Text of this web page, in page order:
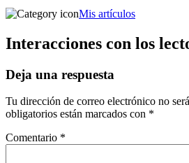
Mis artículos
Interacciones con los
Deja una respuesta
Tu dirección de correo electrónico no
obligatorios están marcados con *
Comentario *